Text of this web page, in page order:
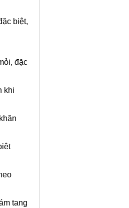
biệt,
đặc
khi
tang